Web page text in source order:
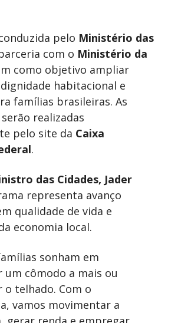
pelo Ministério das
com o Ministério da
como objetivo ampliar
habitacional e
famílias brasileiras. As
realizadas
pelo site da Caixa
.
das Cidades, Jader
representa avanço
qualidade de vida e
economia local.
sonham em
cômodo a mais ou
o telhado. Com o
vamos movimentar a